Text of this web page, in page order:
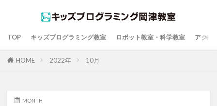
TOP キッズプログラミング教室 ロボット教室・科学教室 アクセ
HOME 2022年 10月
MONTH